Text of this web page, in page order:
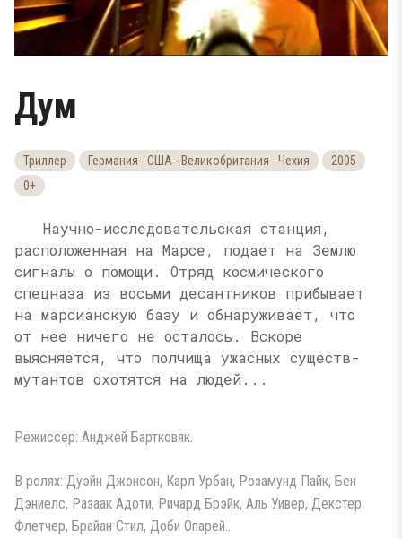
Дум
Триллер Германия - США - Великобритания - Чехия
2005
0+
Научно-исследовательская станция,
расположенная на Марсе, подает на Землю
сигналы о помощи. Отряд космического
спецназа из восьми десантников прибывает
на марсианскую базу и обнаруживает, что
от нее ничего не осталось. Вскоре
выясняется, что полчища ужасных существ-
мутантов охотятся на людей...
Режиссер: Анджей Бартковяк.
В ролях: Дуэйн Джонсон, Карл Урбан, Розамунд Пайк, Бен
Дэниелс, Разаак Адоти, Ричард Брэйк, Аль Уивер, Декстер
Флетчер, Брайан Стил, Доби Опарей..